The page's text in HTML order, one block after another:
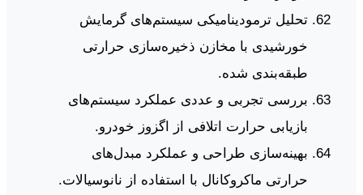
تحلیل ترمودینامیکی سیستم‌های گرمایش
خورشیدی با مخازن ذخیره‌سازی حرارتی
طبقه‌بندی شده.
بررسی تجربی و عددی عملکرد سیستم‌های
بازیابی حرارت اتلافی از اگزوز خودرو.
بهینه‌سازی طراحی و عملکرد مبدل‌های
حرارتی ماکروکانال با استفاده از نانوسیالات.